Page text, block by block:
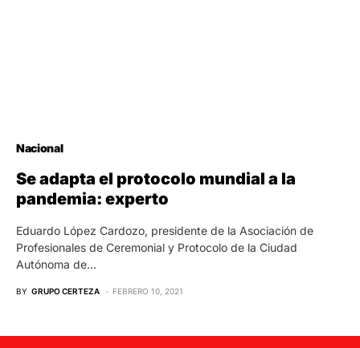
Nacional
Se adapta el protocolo mundial a la
pandemia: experto
Eduardo López Cardozo, presidente de la Asociación de
Profesionales de Ceremonial y Protocolo de la Ciudad
Autónoma de…
BY GRUPO CERTEZA FEBRERO 10, 2021